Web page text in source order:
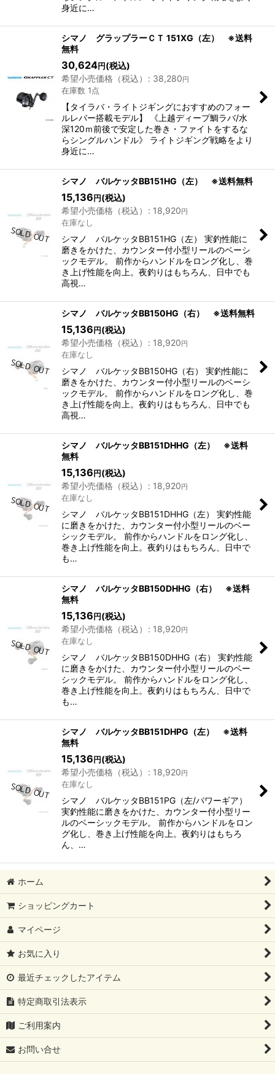
身近に…
シマノ グラップラーＣＴ 151XG（左） ※送料
無料
30,624円 (税込)
希望小売価格（税込）
: 38,280 円
在庫数 1点
【タイラバ・ライトジギングにおすすめのフォー
ルレバー搭載モデル】 《上越ディープ鯛ラバ/水
深120ｍ前後で安定した巻き・ファイトをするな
らシングルハンドル》 ライトジギング戦略をより
身近に…
シマノ バルケッタBB151HG（左） ※送料無料
15,136 円 (税込)
希望小売価格（税込）
: 18,920 円
在庫なし
シマノ バルケッタBB151HG（左） 実釣性能に
磨きをかけた、カウンター付⼩型リールのベーシ
ックモデル。 前作からハンドルをロング化し、巻
き上げ性能を向上。夜釣りはもちろん、日中でも
高視…
シマノ バルケッタBB150HG（右） ※送料無料
15,136 円 (税込)
希望小売価格（税込）
: 18,920 円
在庫なし
シマノ バルケッタBB150HG（右） 実釣性能に
磨きをかけた、カウンター付⼩型リールのベーシ
ックモデル。 前作からハンドルをロング化し、巻
き上げ性能を向上。夜釣りはもちろん、日中でも
高視…
シマノ バルケッタBB151DHHG（左） ※送料
無料
15,136 円 (税込)
希望小売価格（税込）
: 18,920 円
在庫なし
シマノ バルケッタBB151DHHG（左） 実釣性能
に磨きをかけた、カウンター付⼩型リールのベー
シックモデル。 前作からハンドルをロング化し、
巻き上げ性能を向上。夜釣りはもちろん、日中で
も…
シマノ バルケッタBB150DHHG（右） ※送料
無料
15,136 円 (税込)
希望小売価格（税込）
: 18,920 円
在庫なし
シマノ バルケッタBB150DHHG（右） 実釣性能
に磨きをかけた、カウンター付⼩型リールのベー
シックモデル。 前作からハンドルをロング化し、
巻き上げ性能を向上。夜釣りはもちろん、日中で
も…
シマノ バルケッタBB151DHPG（左） ※送料
無料
15,136 円 (税込)
希望小売価格（税込）
: 18,920 円
在庫なし
シマノ バルケッタBB151PG（左/パワーギア）
実釣性能に磨きをかけた、カウンター付⼩型リー
ルのベーシックモデル。 前作からハンドルをロン
グ化し、巻き上げ性能を向上。夜釣りはもちろ
ん、…
ホーム
ショッピングカート
マイページ
お気に入り
最近チェックしたアイテム
特定商取引法表示
ご利用案内
お問い合せ